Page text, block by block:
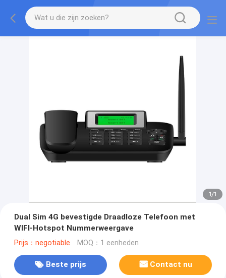
1/1
Dual Sim 4G bevestigde Draadloze Telefoon met
WIFI-Hotspot Nummerweergave
Prijs：negotiable MOQ：1 eenheden
Beste prijs Contact nu